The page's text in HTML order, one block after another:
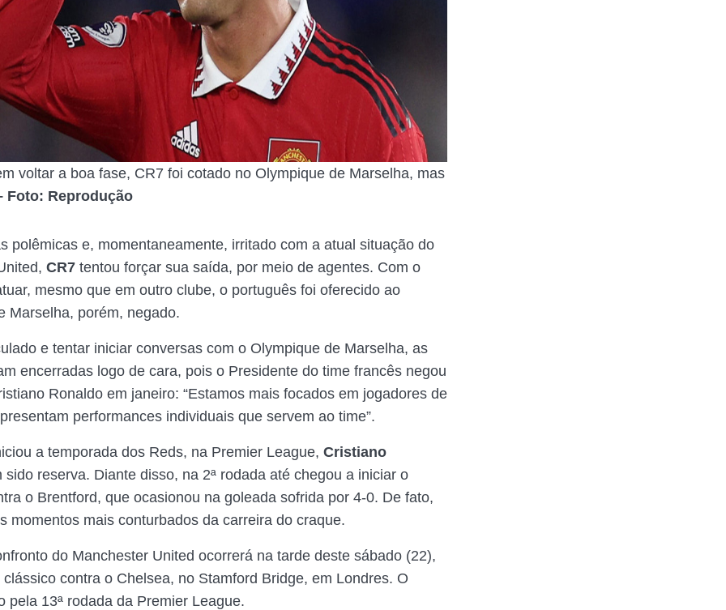
voltar a boa fase, CR7 foi cotado no Olympique de Marselha, mas
Foto: Reprodução
polêmicas e, momentaneamente, irritado com a atual situação do
CR7 tentou forçar sua saída, por meio de agentes. Com o
mesmo que em outro clube, o português foi oferecido ao
Marselha, porém, negado.
e tentar iniciar conversas com o Olympique de Marselha, as
encerradas logo de cara, pois o Presidente do time francês negou
Ronaldo em janeiro: “Estamos mais focados em jogadores de
performances individuais que servem ao time”.
a temporada dos Reds, na Premier League, Cristiano
reserva. Diante disso, na 2ª rodada até chegou a iniciar o
o Brentford, que ocasionou na goleada sofrida por 4-0. De fato,
momentos mais conturbados da carreira do craque.
do Manchester United ocorrerá na tarde deste sábado (22),
contra o Chelsea, no Stamford Bridge, em Londres. O
pela 13ª rodada da Premier League.